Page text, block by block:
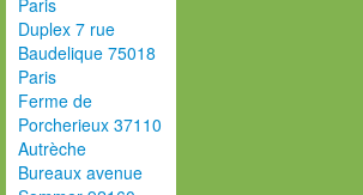
Paris
Duplex 7 rue
Baudelique 75018
Paris
Ferme de
Porcherieux 37110
Autrèche
Bureaux avenue